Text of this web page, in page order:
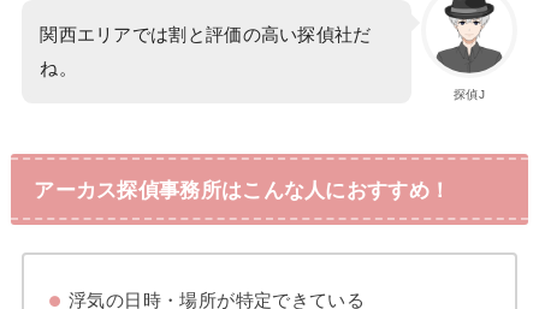
探偵J
関西エリアでは割と評価の高い探偵社だ
ね。
アーカス探偵事務所はこんな人におすすめ！
浮気の日時・場所が特定できている